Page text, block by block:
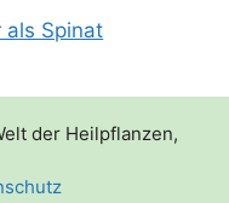
als Spinat
der Heilpflanzen,